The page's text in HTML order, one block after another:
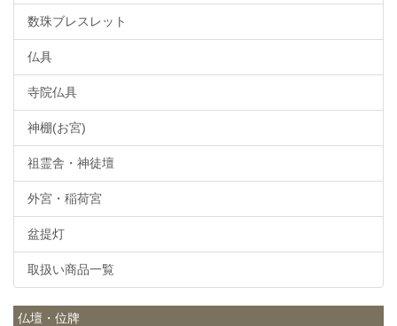
数珠ブレスレット
仏具
寺院仏具
神棚(お宮)
祖霊舎・神徒壇
外宮・稲荷宮
盆提灯
取扱い商品一覧
仏壇・位牌